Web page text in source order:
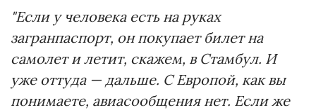
"Если у человека есть на руках
загранпаспорт, он покупает билет на
самолет и летит, скажем, в Стамбул. И
уже оттуда — дальше. С Европой, как вы
понимаете, авиасообщения нет. Если же